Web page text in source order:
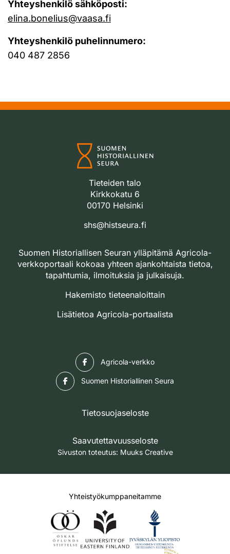
Yhteyshenkilö sähköposti:
elina.bonelius@vaasa.fi
Yhteyshenkilö puhelinnumero:
040 487 2856
Tieteiden talo
Kirkkokatu 6
00170 Helsinki
shs@histseura.fi
Suomen Historiallisen Seuran ylläpitämä Agricola-
verkkoportaali kokoaa yhteen ajankohtaista tietoa,
tapahtumia, ilmoituksia ja julkaisuja.
Hakemisto tieteenaloittain
Lisätietoa Agricola-portaalista
Agricola-verkko
Suomen Historiallinen Seura
Tietosuojaseloste
Saavutettavuusseloste
Sivuston toteutus: Muuks Creative
Yhteistyökumppaneitamme